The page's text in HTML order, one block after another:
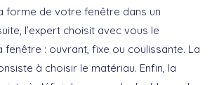
forme de votre fenêtre dans un
l’expert choisit avec vous le
fenêtre : ouvrant, fixe ou coulissante. La
à choisir le matériau. Enfin, la